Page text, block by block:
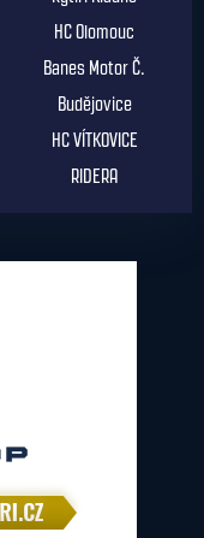
HC Olomouc
Banes Motor Č.
Budějovice
HC VÍTKOVICE
RIDERA